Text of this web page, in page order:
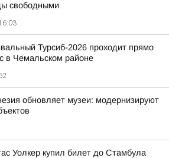
свободными
Турсиб-2026 проходит прямо
в Чемальском районе
обновляет музеи: модернизируют
Уолкер купил билет до Стамбула